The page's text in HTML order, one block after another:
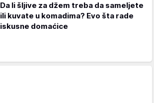
Da li šljive za džem treba da sameljete
ili kuvate u komadima? Evo šta rade
iskusne domaćice